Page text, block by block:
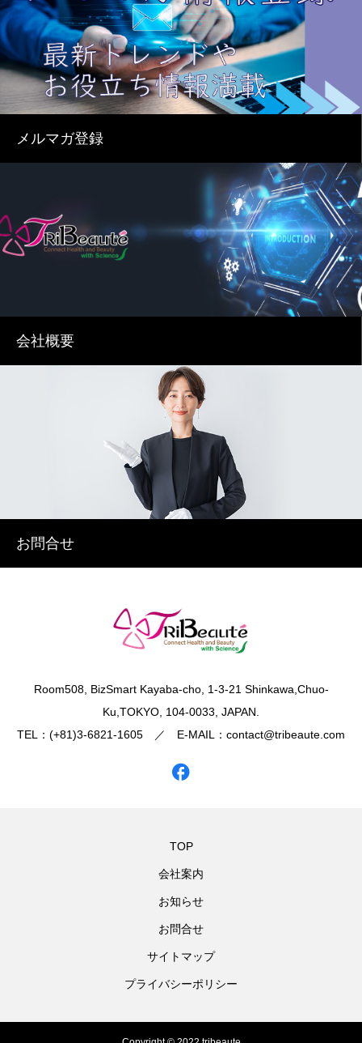
メルマガ登録
会社概要
お問合せ
​Room508, BizSmart Kayaba-cho, 1-3-21 Shinkawa,Chuo-
Ku,TOKYO, 104-0033, JAPAN.
TEL：(+81)3-6821-1605 ／ E-MAIL：contact@tribeaute.com
TOP
会社案内
お知らせ
お問合せ
サイトマップ
プライバシーポリシー